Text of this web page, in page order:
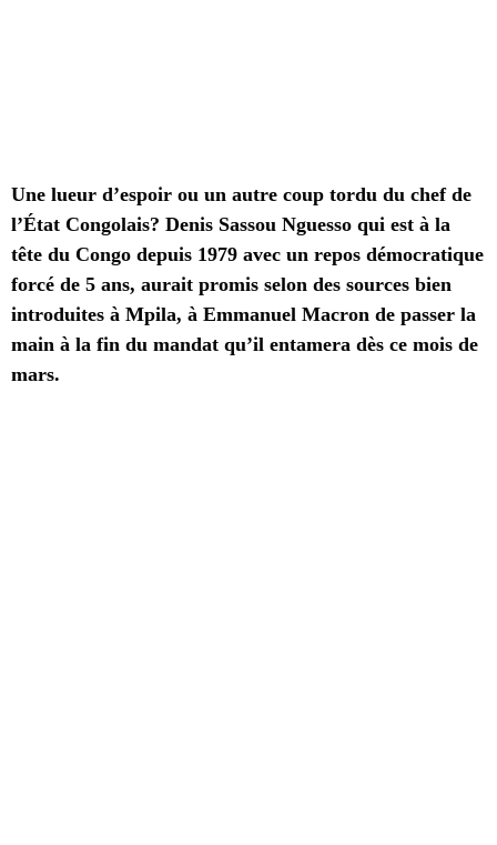
Une lueur d’espoir ou un autre coup tordu du chef de
l’État Congolais? Denis Sassou Nguesso qui est à la
tête du Congo depuis 1979 avec un repos démocratique
forcé de 5 ans, aurait promis selon des sources bien
introduites à Mpila, à Emmanuel Macron de passer la
main à la fin du mandat qu’il entamera dès ce mois de
mars.